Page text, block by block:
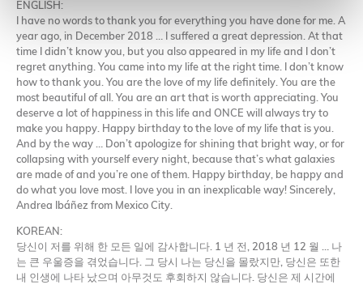
ENGLISH:
I have no words to thank you for everything you have done for me. A
year ago, in December 2018 … I suffered a great depression. At that
time I didn’t know you, but you also appeared in my life and I don’t
regret anything. You came into my life at the right time. I don’t know
how to thank you. You are the love of my life definitely. You are the
most beautiful of all. You are an art that is worth appreciating. You
deserve a lot of happiness in this life and ONCE will always try to
make you happy. Happy birthday to the love of my life that is you.
And by the way … Don’t apologize for shining that bright way, or for
collapsing with yourself every night, because that’s what galaxies
are made of and you’re one of them. Happy birthday, be happy and
do what you love most. I love you in an inexplicable way! Sincerely,
Andrea Ibáñez from Mexico City.
KOREAN:
당신이 저를 위해 한 모든 일에 감사합니다. 1 년 전, 2018 년 12 월 … 나
는 큰 우울증을 겪었습니다. 그 당시 나는 당신을 몰랐지만, 당신은 또한
내 인생에 나타 났으며 아무것도 후회하지 않습니다. 당신은 제 시간에